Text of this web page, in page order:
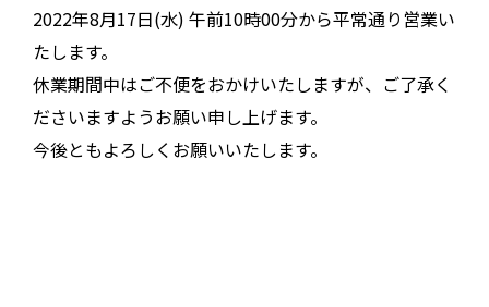
2022年8月17日(水) 午前10時00分から平常通り営業い
たします。
休業期間中はご不便をおかけいたしますが、ご了承く
ださいますようお願い申し上げます。
今後ともよろしくお願いいたします。